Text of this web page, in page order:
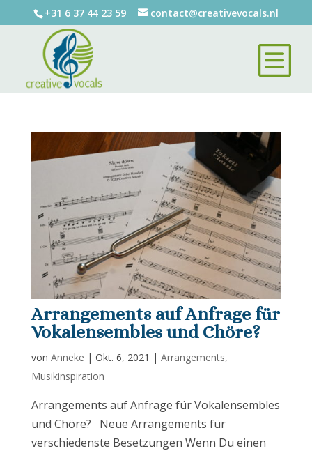
+31 6 37 44 23 59 contact@creativevocals.nl
Arrangements auf Anfrage für
Vokalensembles und Chöre?
von Anneke | Okt. 6, 2021 | Arrangements,
Musikinspiration
Arrangements auf Anfrage für Vokalensembles
und Chöre? Neue Arrangements für
verschiedenste Besetzungen Wenn Du einen